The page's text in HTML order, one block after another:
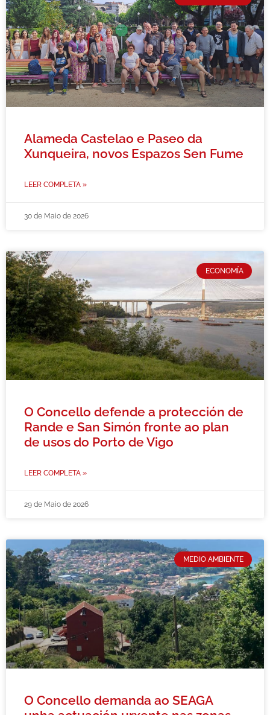
Alameda Castelao e Paseo da
Xunqueira, novos Espazos Sen Fume
LEER COMPLETA »
30 de Maio de 2026
ECONOMÍA
O Concello defende a protección de
Rande e San Simón fronte ao plan
de usos do Porto de Vigo
LEER COMPLETA »
29 de Maio de 2026
MEDIO AMBIENTE
O Concello demanda ao SEAGA